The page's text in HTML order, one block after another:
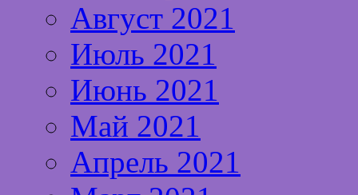
Август 2021
Июль 2021
Июнь 2021
Май 2021
Апрель 2021